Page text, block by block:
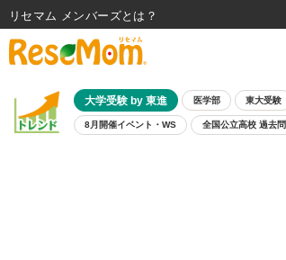
大学受験 by 東進 医学部 東大受験
8月開催イベント・WS 全国公立高校 過去問
リセマム メンバーズ